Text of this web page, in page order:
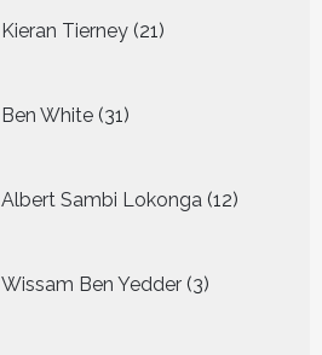
Kieran Tierney 21
producten
Ben White 31
producten
Albert Sambi Lokonga 12
Wissam Ben Yedder 3
producten